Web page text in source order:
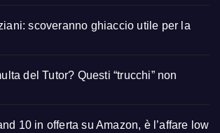
scoveranno ghiaccio utile per la
del Tutor? Questi “trucchi” non
10 in offerta su Amazon, è l’affare low